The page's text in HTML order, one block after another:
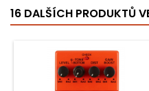
16 DALŠÍCH PRODUKTŮ